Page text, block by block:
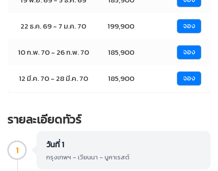
22 ธ.ค. 69 - 7 ม.ค. 70 199,900 จอง
10 ก.พ. 70 - 26 ก.พ. 70 185,900 จอง
12 มี.ค. 70 - 28 มี.ค. 70 185,900 จอง
รายละเอียดทัวร์
1 วันที่ 1
กรุงเทพฯ – เวียนนา – บูคาเรสต์